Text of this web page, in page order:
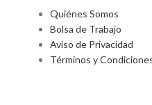
Quiénes Somos
Bolsa de Trabajo
Aviso de Privacidad
Términos y